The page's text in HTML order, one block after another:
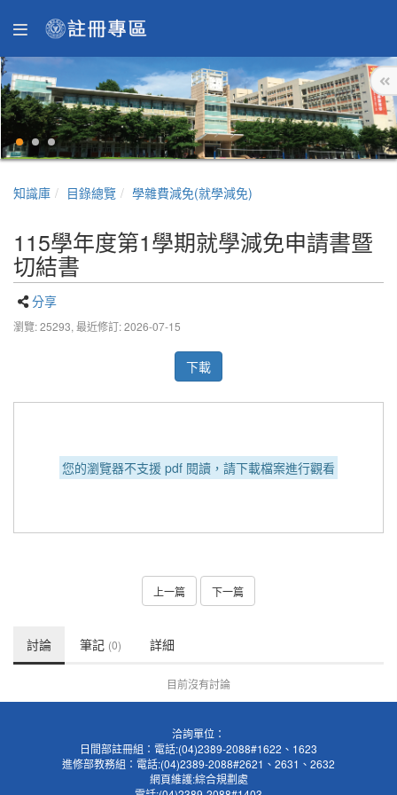
知識庫 目錄總覽 學雜費減免(就學減免)
115學年度第1學期就學減免申請書暨
切結書
分享
瀏覽: 25293, 最近修訂: 2026-07-15
下載
您的瀏覽器不支援 pdf 閱讀，請下載檔案進行觀看
上一篇 下一篇
討論 筆記 (0) 詳細
目前沒有討論
洽詢單位：
日間部註冊組：電話:(04)2389-2088#1622、1623
進修部教務組：電話:(04)2389-2088#2621、2631、2632
網頁維護:綜合規劃處